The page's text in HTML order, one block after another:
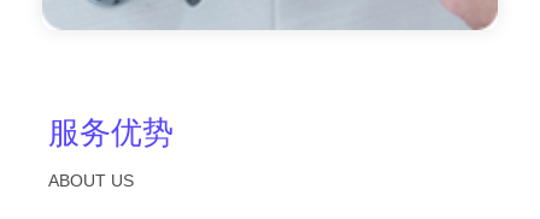
服务优势
ABOUT US